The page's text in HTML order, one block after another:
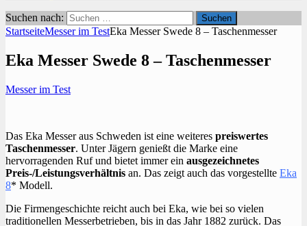
Suchen nach:
StartseiteMesser im TestEka Messer Swede 8 – Taschenmesser
Eka Messer Swede 8 – Taschenmesser
Messer im Test
Das Eka Messer aus Schweden ist eine weiteres preiswertes
Taschenmesser. Unter Jägern genießt die Marke eine
hervorragenden Ruf und bietet immer ein ausgezeichnetes
Preis-/Leistungsverhältnis an. Das zeigt auch das vorgestellte Eka
8* Modell.
Die Firmengeschichte reicht auch bei Eka, wie bei so vielen
traditionellen Messerbetrieben, bis in das Jahr 1882 zurück. Das